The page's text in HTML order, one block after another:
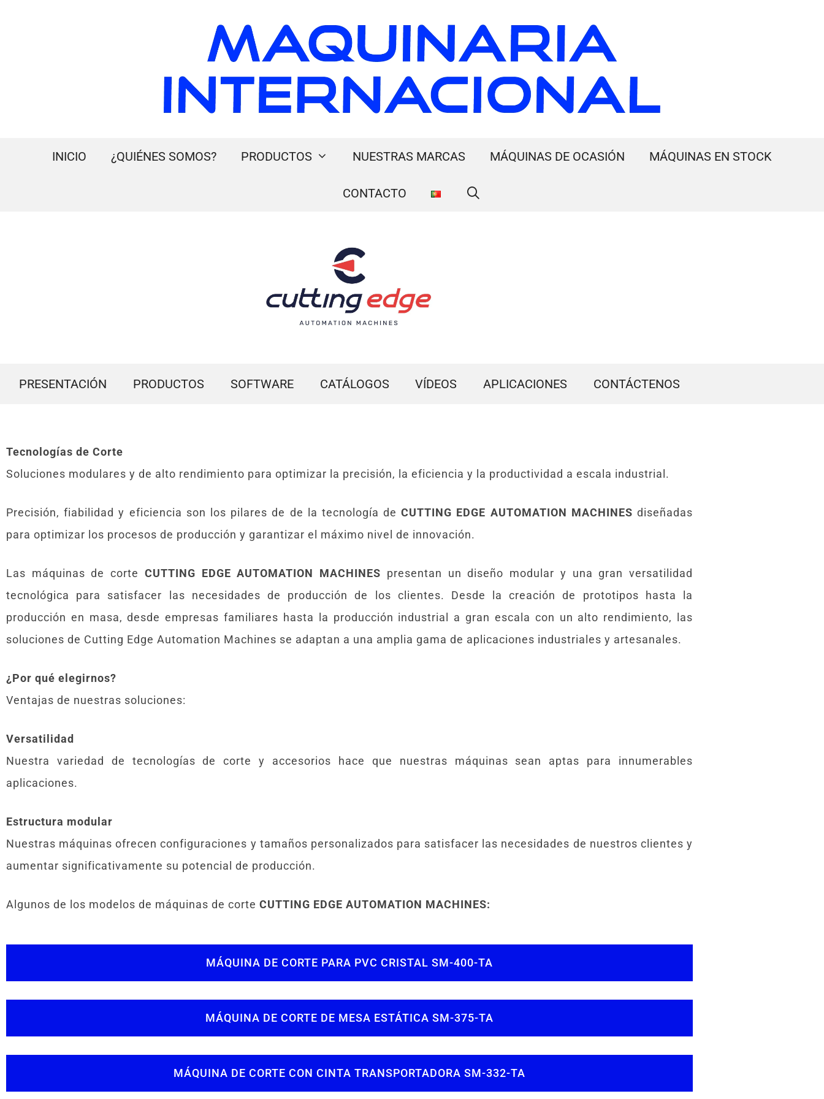
INICIO ¿QUIÉNES SOMOS? PRODUCTOS NUESTRAS MARCAS MÁQUINAS DE OCASIÓN MÁQUINAS EN STOCK
CONTACTO
PRESENTACIÓN PRODUCTOS SOFTWARE CATÁLOGOS VÍDEOS APLICACIONES CONTÁCTENOS
Tecnologías de Corte
Soluciones modulares y de alto rendimiento para optimizar la precisión, la eficiencia y la productividad a escala industrial.
Precisión, fiabilidad y eficiencia son los pilares de de la tecnología deCUTTING EDGE AUTOMATION MACHINES diseñadas
para optimizar los procesos de producción y garantizar el máximo nivel de innovación.
Las máquinas de corte CUTTING EDGE AUTOMATION MACHINES presentan un diseño modular y una gran versatilidad
tecnológica para satisfacer las necesidades de producción de los clientes. Desde la creación de prototipos hasta la
producción en masa, desde empresas familiares hasta la producción industrial a gran escala con un alto rendimiento, las
soluciones de Cutting Edge Automation Machines se adaptan a una amplia gama de aplicaciones industriales y artesanales.
¿Por qué elegirnos?
Ventajas de nuestras soluciones:
Versatilidad
Nuestra variedad de tecnologías de corte y accesorios hace que nuestras máquinas sean aptas para innumerables
aplicaciones.
Estructura modular
Nuestras máquinas ofrecen configuraciones y tamaños personalizados para satisfacer las necesidades de nuestros clientes y
aumentar significativamente su potencial de producción.
Algunos de los modelos de máquinas de corte CUTTING EDGE AUTOMATION MACHINES:
MÁQUINA DE CORTE PARA PVC CRISTAL SM-400-TA
MÁQUINA DE CORTE DE MESA ESTÁTICA SM-375-TA
MÁQUINA DE CORTE CON CINTA TRANSPORTADORA SM-332-TA